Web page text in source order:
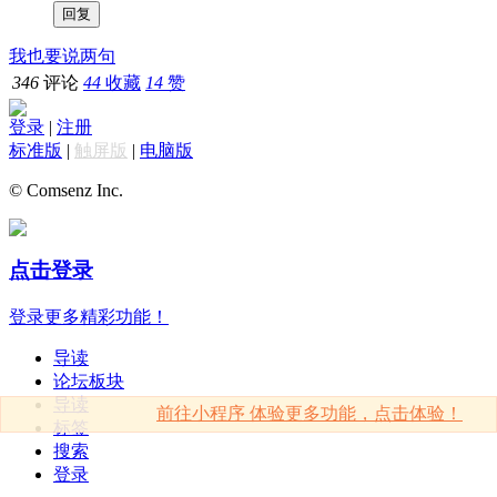
我也要说两句
346 评论 44 收藏 14 赞
前往小程序 体验更多功能，点击体验！
登录 | 注册
标准版 | 触屏版 | 电脑版
© Comsenz Inc.
点击登录
登录更多精彩功能！
导读
论坛板块
导读
标签
搜索
登录